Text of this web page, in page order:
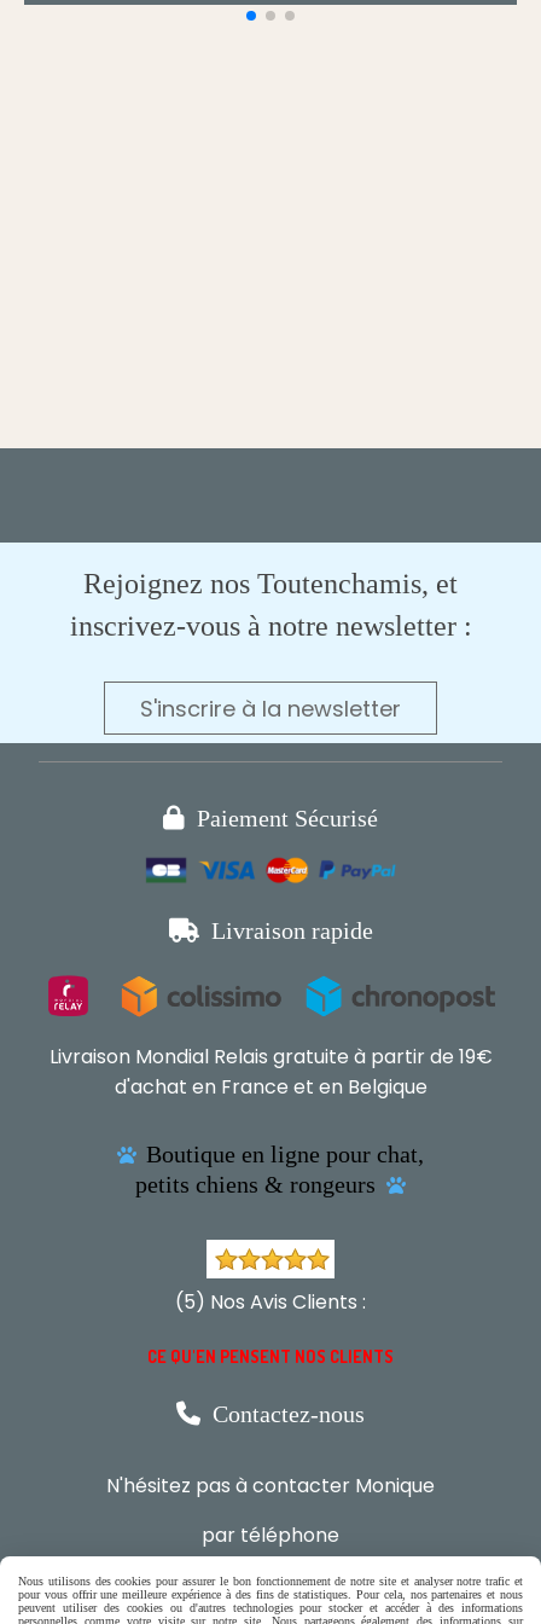
Rejoignez nos Toutenchamis, et
inscrivez-vous à notre newsletter :
S'inscrire à la newsletter
 Paiement Sécurisé
 Livraison rapide
Livraison Mondial Relais gratuite à partir de 19€
d'achat en France et en Belgique
 Boutique en ligne pour chat,
petits chiens & rongeurs

(5) Nos Avis Clients :
CE QU'EN PENSENT NOS CLIENTS
 Contactez-nous
N'hésitez pas à contacter Monique
par téléphone
0618321265
Nous utilisons des cookies pour assurer le bon fonctionnement de notre site et analyser notre trafic et
pour vous offrir une meilleure expérience à des fins de statistiques. Pour cela, nos partenaires et nous
peuvent utiliser des cookies ou d'autres technologies pour stocker et accéder à des informations
personnelles comme votre visite sur notre site. Nous partageons également des informations sur